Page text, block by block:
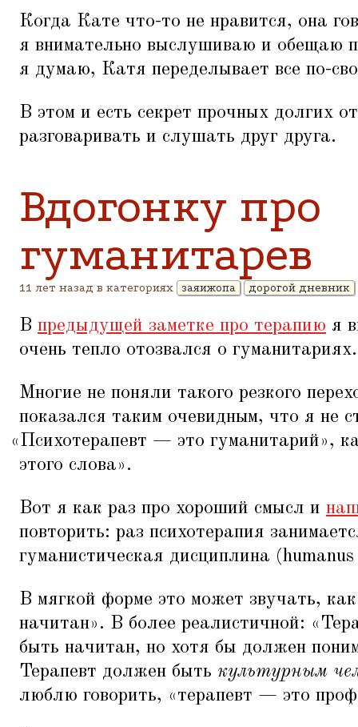
Когда Кате что-то не нравится, она
я внимательно выслушиваю и обещаю
я думаю, Катя переделывает все по-
В этом и есть секрет прочных долгих
разговаривать и слушать друг друга.
Вдогонку про
гуманитарев
11 лет назад в категориях заяижопа дорогой дневник
В предыдущей заметке про терапию я
очень тепло отозвался о гуманитариях.
Многие не поняли такого резкого
показался таким очевидным, что я не
«Психотерапевт — это гуманитарий»,
этого слова».
Вот я как раз про хороший смысл и
повторить: раз психотерапия
гуманистическая дисциплина
В мягкой форме это может звучать, как
начитан». В более реалистичной: «
быть начитан, но хотя бы должен
Терапевт должен быть культурным
люблю говорить, «терапевт — это